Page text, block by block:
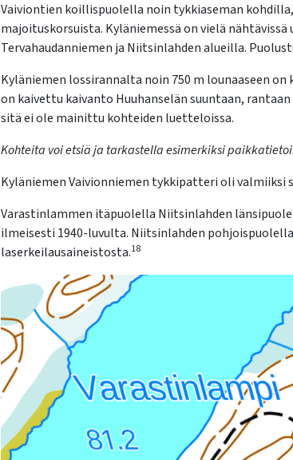
Vaiviontien koillispuolella noin tykkiaseman
majoituskorsuista. Kyläniemessä on vielä
Tervahaudanniemen ja Niitsinlahden alueilla.
Kyläniemen lossirannalta noin 750 m lounaaseen
on kaivettu kaivanto Huuhanselän suuntaan,
sitä ei ole mainittu kohteiden luetteloissa.
Kohteita voi etsiä ja tarkastella esimerkiksi
Kyläniemen Vaivionniemen tykkipatteri oli valmiiksi
Varastinlammen itäpuolella Niitsinlahden
ilmeisesti 1940-luvulta. Niitsinlahden
laserkeilausaineistosta.18